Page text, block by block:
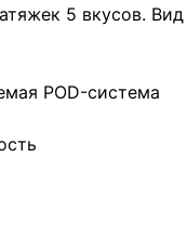
5 вкусов. Вид
POD-система